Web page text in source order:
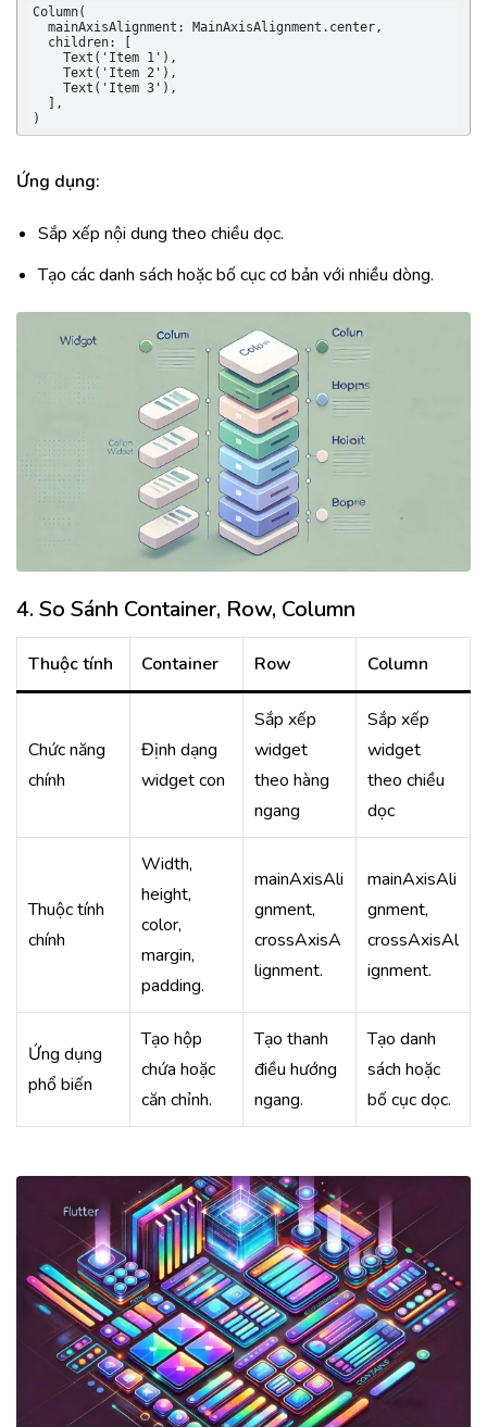
Column(
)
Ứng dụng:
Sắp xếp nội dung theo chiều dọc.
Tạo các danh sách hoặc bố cục cơ bản với nhiều dòng.
4. So Sánh Container, Row, Column
Thuộc tính Container Row Column
Chức năng
chính
Định dạng
widget con
Sắp xếp
widget
theo hàng
ngang
Sắp xếp
widget
theo chiều
dọc
Thuộc tính
chính
Width,
height,
color,
margin,
padding.
mainAxisAli
gnment,
crossAxisA
lignment.
mainAxisAli
gnment,
crossAxisAl
ignment.
Ứng dụng
phổ biến
Tạo hộp
chứa hoặc
căn chỉnh.
Tạo thanh
điều hướng
ngang.
Tạo danh
sách hoặc
bố cục dọc.